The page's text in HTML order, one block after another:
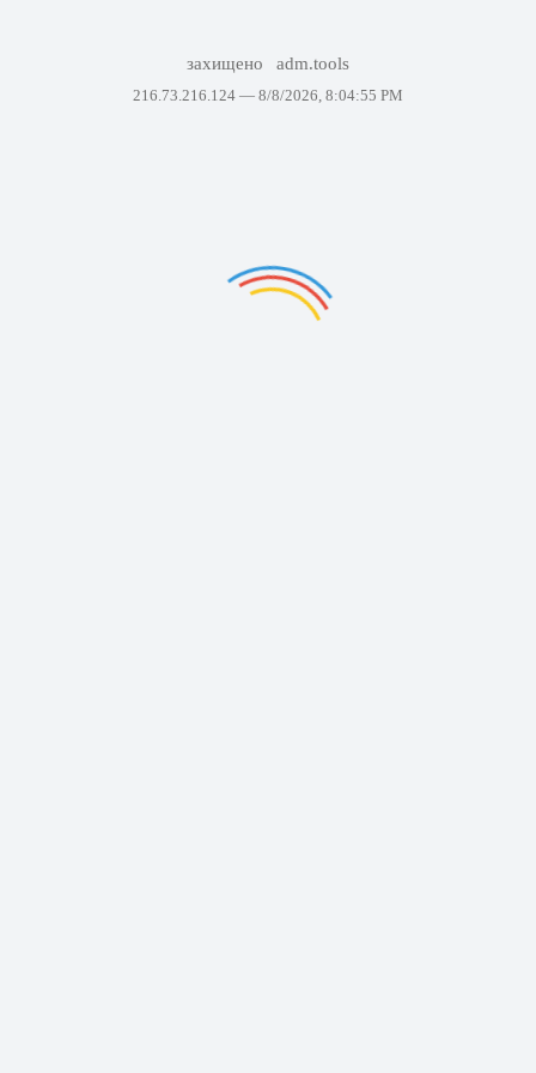
захищено adm.tools
216.73.216.124 — 8/8/2026, 8:04:55 PM